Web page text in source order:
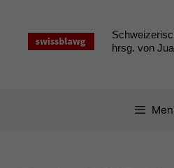
springen
hrsg. von